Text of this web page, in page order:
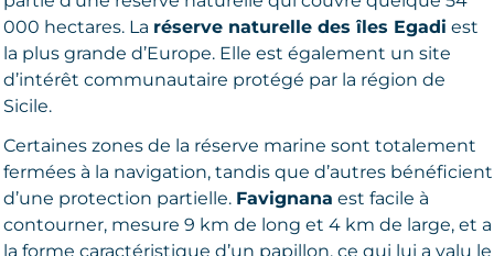
000 hectares. La réserve naturelle des îles Egadi est
la plus grande d’Europe. Elle est également un site
d’intérêt communautaire protégé par la région de
Sicile.
Certaines zones de la réserve marine sont totalement
fermées à la navigation, tandis que d’autres bénéficient
d’une protection partielle. Favignana est facile à
contourner, mesure 9 km de long et 4 km de large, et a
la forme caractéristique d’un papillon, ce qui lui a valu le